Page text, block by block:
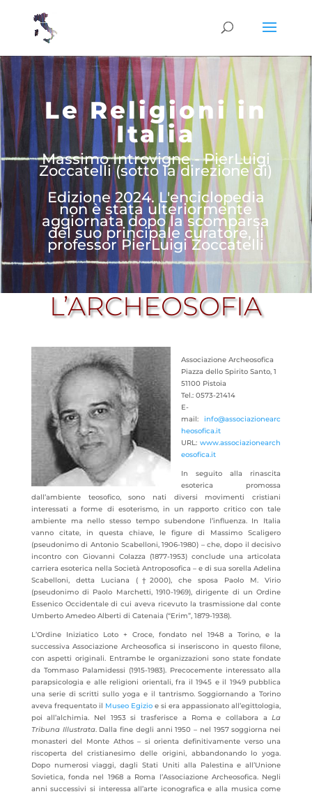
Le Religioni in
Italia
Massimo Introvigne - PierLuigi
Zoccatelli (sotto la direzione di)
Edizione 2024. L'enciclopedia
non è stata ulteriormente
aggiornata dopo la scomparsa
del suo principale curatore, il
professor PierLuigi Zoccatelli
L’ARCHEOSOFIA
Associazione Archeosofica
Piazza dello Spirito Santo, 1
51100 Pistoia
Tel.: 0573-21414
E-
mail: info@associazionearc
heosofica.it
URL:www.associazionearch
eosofica.it
In seguito alla rinascita
esoterica promossa
dall’ambiente teosofico, sono nati diversi movimenti cristiani
interessati a forme di esoterismo, in un rapporto critico con tale
ambiente ma nello stesso tempo subendone l’influenza. In Italia
vanno citate, in questa chiave, le figure di Massimo Scaligero
(pseudonimo di Antonio Scabelloni, 1906-1980) – che, dopo il decisivo
incontro con Giovanni Colazza (1877-1953) conclude una articolata
carriera esoterica nella Società Antroposofica – e di sua sorella Adelina
Scabelloni, detta Luciana (†2000), che sposa Paolo M. Virio
(pseudonimo di Paolo Marchetti, 1910-1969), dirigente di un Ordine
Essenico Occidentale di cui aveva ricevuto la trasmissione dal conte
Umberto Amedeo Alberti di Catenaia (“Erim”, 1879-1938).
L’Ordine Iniziatico Loto + Croce, fondato nel 1948 a Torino, e la
successiva Associazione Archeosofica si inseriscono in questo filone,
con aspetti originali. Entrambe le organizzazioni sono state fondate
da Tommaso Palamidessi (1915-1983). Precocemente interessato alla
parapsicologia e alle religioni orientali, fra il 1945 e il 1949 pubblica
una serie di scritti sullo yoga e il tantrismo. Soggiornando a Torino
aveva frequentato il Museo Egizioe si era appassionato all’egittologia,
poi all’alchimia. Nel 1953 si trasferisce a Roma e collabora aLa
Tribuna Illustrata. Dalla fine degli anni 1950 – nel 1957 soggiorna nei
monasteri del Monte Athos – si orienta definitivamente verso una
riscoperta del cristianesimo delle origini, abbandonando lo yoga.
Dopo numerosi viaggi, dagli Stati Uniti alla Palestina e all’Unione
Sovietica, fonda nel 1968 a Roma l’Associazione Archeosofica. Negli
anni successivi si interessa all’arte iconografica e alla musica come